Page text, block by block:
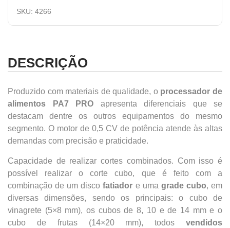
SKU: 4266
DESCRIÇÃO
Produzido com materiais de qualidade, o processador de
alimentos PA7 PRO apresenta diferenciais que se
destacam dentre os outros equipamentos do mesmo
segmento. O motor de 0,5 CV de potência atende às altas
demandas com precisão e praticidade.
Capacidade de realizar cortes combinados. Com isso é
possível realizar o corte cubo, que é feito com a
combinação de um discofatiador e uma grade cubo, em
diversas dimensões, sendo os principais: o cubo de
vinagrete (5×8 mm), os cubos de 8, 10 e de 14 mm e o
cubo de frutas (14×20 mm), todos vendidos